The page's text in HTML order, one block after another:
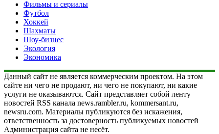
Фильмы и сериалы
Футбол
Хоккей
Шахматы
Шоу-бизнес
Экология
Экономика
Данный сайт не является коммерческим проектом. На этом
сайте ни чего не продают, ни чего не покупают, ни какие
услуги не оказываются. Сайт представляет собой ленту
новостей RSS канала news.rambler.ru, kommersant.ru,
newsru.com. Материалы публикуются без искажения,
ответственность за достоверность публикуемых новостей
Администрация сайта не несёт.